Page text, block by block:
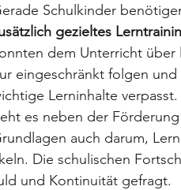
Schulkinder
gezieltes
dem Unterricht über
eingeschränkt folgen und
Lerninhalte verpasst.
es neben der
auch darum,
Die schulischen
und Kontinuität gefragt.